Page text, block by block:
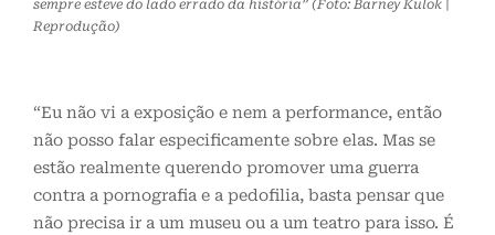
sempre esteve do lado errado da história” (Foto: Barney Kulok |
Reprodução)
“Eu não vi a exposição e nem a performance, então
não posso falar especificamente sobre elas. Mas se
estão realmente querendo promover uma guerra
contra a pornografia e a pedofilia, basta pensar que
não precisa ir a um museu ou a um teatro para isso. É